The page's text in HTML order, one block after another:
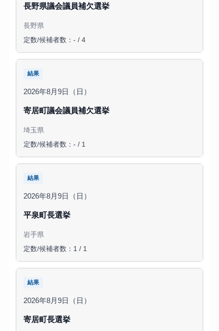
長野県議会議員補欠選挙
長野県
定数/候補者数：- / 4
結果
2026年8月9日（日）
寄居町議会議員補欠選挙
埼玉県
定数/候補者数：- / 1
結果
2026年8月9日（日）
平泉町長選挙
岩手県
定数/候補者数：1 / 1
結果
2026年8月9日（日）
寄居町長選挙